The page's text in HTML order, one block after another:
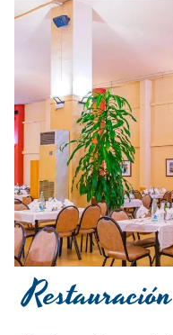
Restauración